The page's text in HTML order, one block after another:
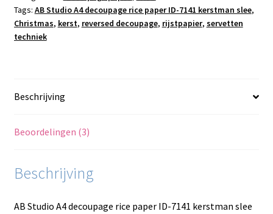
Tags: AB Studio A4 decoupage rice paper ID-7141 kerstman slee,
Christmas, kerst, reversed decoupage, rijstpapier, servetten
techniek
Beschrijving
Beoordelingen (3)
Beschrijving
AB Studio A4 decoupage rice paper ID-7141 kerstman slee